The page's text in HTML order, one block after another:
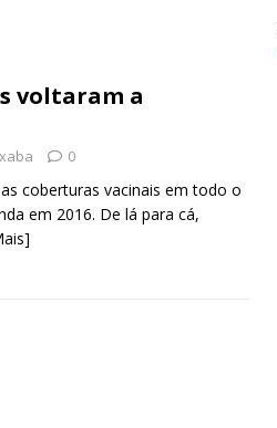
voltaram a
0
coberturas vacinais em todo o
em 2016. De lá para cá,